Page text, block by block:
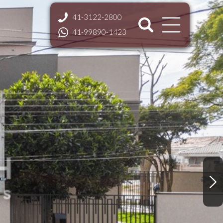
41-3122-2800
41-99890-1423